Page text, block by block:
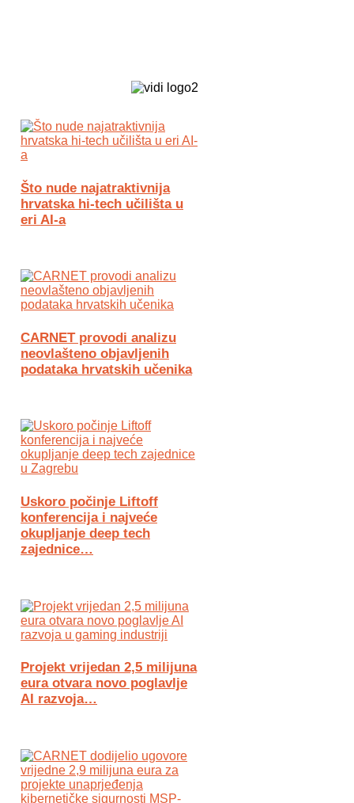
Što nude najatraktivnija
hrvatska hi-tech učilišta u
eri AI-a
CARNET provodi analizu
neovlašteno objavljenih
podataka hrvatskih učenika
Uskoro počinje Liftoff
konferencija i najveće
okupljanje deep tech
zajednice…
Projekt vrijedan 2,5 milijuna
eura otvara novo poglavlje
AI razvoja…